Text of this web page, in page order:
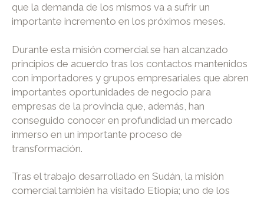
que la demanda de los mismos va a sufrir un
importante incremento en los próximos meses.
Durante esta misión comercial se han alcanzado
principios de acuerdo tras los contactos mantenidos
con importadores y grupos empresariales que abren
importantes oportunidades de negocio para
empresas de la provincia que, además, han
conseguido conocer en profundidad un mercado
inmerso en un importante proceso de
transformación.
Tras el trabajo desarrollado en Sudán, la misión
comercial también ha visitado Etiopía; uno de los